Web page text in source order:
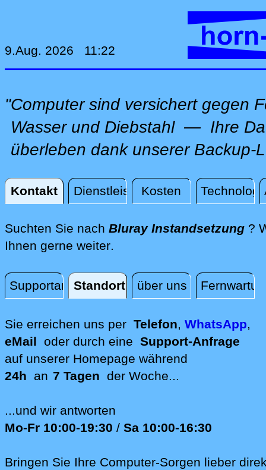
9.Aug. 2026 11:22
"Computer sind versichert gegen
Wasser und Diebstahl — Ihre
überleben dank unserer Backup-
Kontakt Dienstleistungen
Kosten
Kontakt
Suchten Sie nach Bluray Instandsetzung ?
Ihnen gerne weiterdirekt an Ihrem Standort,
.
SupportanfrageStandort über uns
Standort
Sie erreichen uns per Telefon, WhatsApp,
eMail oder durch eine Support-Anfrage
auf unserer Homepage während
24h an 7 Tagen der Woche...
...und wir antworten
Mo-Fr 10:00-19:30 / Sa 10:00-16:30
Bringen Sie Ihre Computer-Sorgen lieber